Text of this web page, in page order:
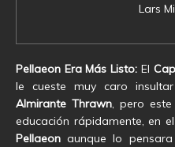
Lars
Pellaeon Era Más Listo: El
le cueste muy caro
Almirante Thrawn, pero
educación rápidamente, en
Pellaeon aunque lo